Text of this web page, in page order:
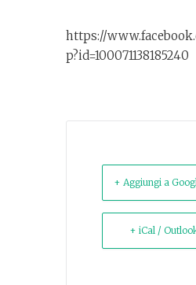
https://
p?id=100071138185240
+ Aggiungi a
+ iCal /